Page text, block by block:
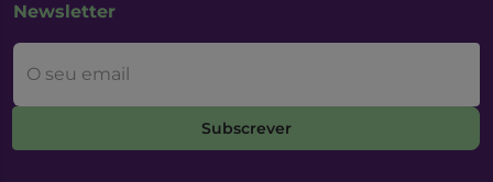
Newsletter
O seu email
Subscrever